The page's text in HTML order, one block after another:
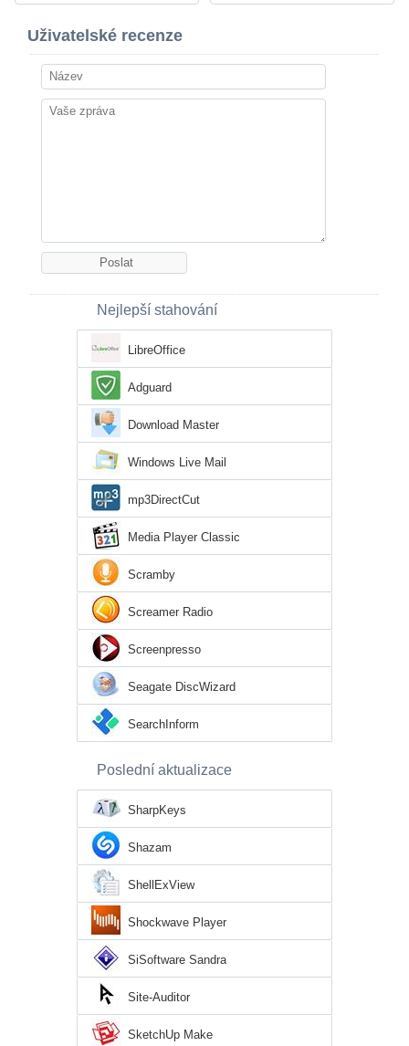
Uživatelské recenze
Nejlepší stahování
LibreOffice
Adguard
Download Master
Windows Live Mail
mp3DirectCut
Media Player Classic
Scramby
Screamer Radio
Screenpresso
Seagate DiscWizard
SearchInform
Poslední aktualizace
SharpKeys
Shazam
ShellExView
Shockwave Player
SiSoftware Sandra
Site-Auditor
SketchUp Make